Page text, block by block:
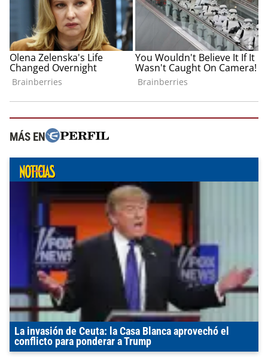
MÁS EN
La invasión de Ceuta: la Casa Blanca aprovechó el
conflicto para ponderar a Trump